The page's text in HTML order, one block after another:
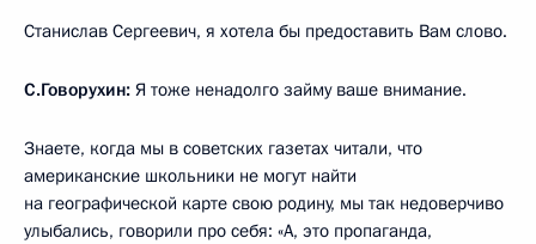
Станислав Сергеевич, я хотела бы предоставить Вам слово.
С.Говорухин: Я тоже ненадолго займу ваше внимание.
Знаете, когда мы в советских газетах читали, что
американские школьники не могут найти
на географической карте свою родину, мы так недоверчиво
улыбались, говорили про себя: «А, это пропаганда,